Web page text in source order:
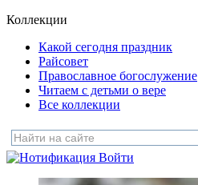
Коллекции
Какой сегодня праздник
Райсовет
Православное богослужение
Читаем с детьми о вере
Все коллекции
Войти